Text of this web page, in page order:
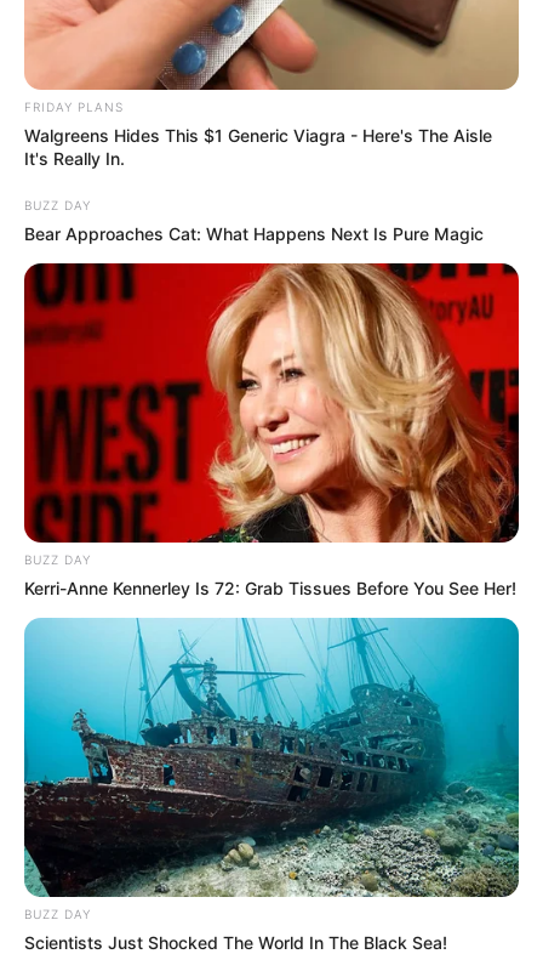
FRIDAY PLANS
Walgreens Hides This $1 Generic Viagra - Here's The Aisle
It's Really In.
BUZZ DAY
Bear Approaches Cat: What Happens Next Is Pure Magic
BUZZ DAY
Kerri-Anne Kennerley Is 72: Grab Tissues Before You See Her!
BUZZ DAY
Scientists Just Shocked The World In The Black Sea!